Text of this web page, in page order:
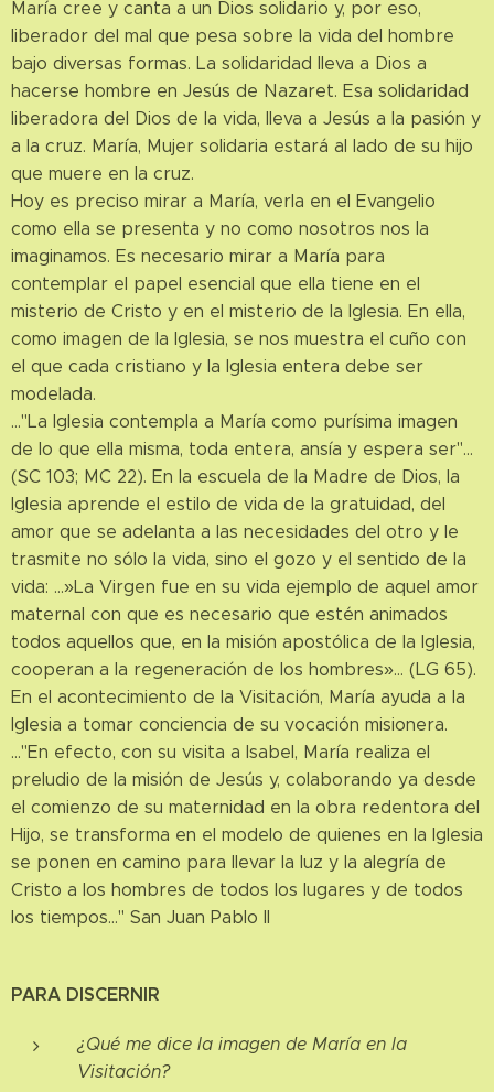
María cree y canta a un Dios solidario y, por eso,
liberador del mal que pesa sobre la vida del hombre
bajo diversas formas. La solidaridad lleva a Dios a
hacerse hombre en Jesús de Nazaret. Esa solidaridad
liberadora del Dios de la vida, lleva a Jesús a la pasión y
a la cruz. María, Mujer solidaria estará al lado de su hijo
que muere en la cruz.
Hoy es preciso mirar a María, verla en el Evangelio
como ella se presenta y no como nosotros nos la
imaginamos. Es necesario mirar a María para
contemplar el papel esencial que ella tiene en el
misterio de Cristo y en el misterio de la Iglesia. En ella,
como imagen de la Iglesia, se nos muestra el cuño con
el que cada cristiano y la Iglesia entera debe ser
modelada.
…"La Iglesia contempla a María como purísima imagen
de lo que ella misma, toda entera, ansía y espera ser"…
(SC 103; MC 22). En la escuela de la Madre de Dios, la
Iglesia aprende el estilo de vida de la gratuidad, del
amor que se adelanta a las necesidades del otro y le
trasmite no sólo la vida, sino el gozo y el sentido de la
vida: …»La Virgen fue en su vida ejemplo de aquel amor
maternal con que es necesario que estén animados
todos aquellos que, en la misión apostólica de la Iglesia,
cooperan a la regeneración de los hombres»… (LG 65).
En el acontecimiento de la Visitación, María ayuda a la
Iglesia a tomar conciencia de su vocación misionera.
…"En efecto, con su visita a Isabel, María realiza el
preludio de la misión de Jesús y, colaborando ya desde
el comienzo de su maternidad en la obra redentora del
Hijo, se transforma en el modelo de quienes en la Iglesia
se ponen en camino para llevar la luz y la alegría de
Cristo a los hombres de todos los lugares y de todos
los tiempos…" San Juan Pablo II
PARA DISCERNIR
¿Qué me dice la imagen de María en la
Visitación?